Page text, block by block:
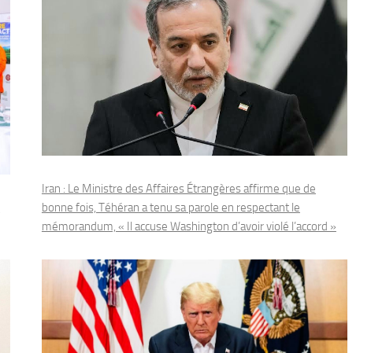
Iran : Le Ministre des Affaires Étrangères affirme que de
bonne fois, Téhéran a tenu sa parole en respectant le
mémorandum, « Il accuse Washington d’avoir violé l’accord »